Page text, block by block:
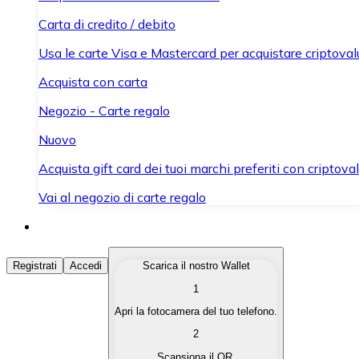
Carta di credito / debito
Usa le carte Visa e Mastercard per acquistare
Acquista con carta
Negozio - Carte regalo
Nuovo
Acquista gift card dei tuoi marchi preferiti con
Vai al negozio di carte regalo
Acquista Criptovalute
Acquista le criptovalute che ti interessano in modo
Converti le tue criptovalute in valuta fiat quando ne hai
Registrati Accedi
Scarica il nostro Wallet
1
Apri la fotocamera del tuo telefono.
2